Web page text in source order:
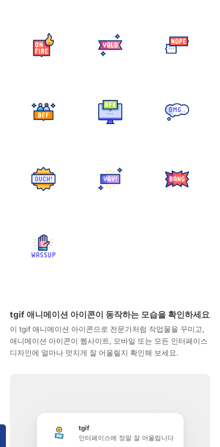
tgif 애니메이션 아이콘이 동작하는 모습을 확인하세요
이 tgif 애니메이션 아이콘으로 전문가처럼 작업물을 꾸미고,
애니메이션 아이콘이 웹사이트, 모바일 또는 모든 인터페이스
디자인에 얼마나 멋지게 잘 어울릴지 확인해 보세요.
tgif
인터페이스에 정말 잘 어울립니다